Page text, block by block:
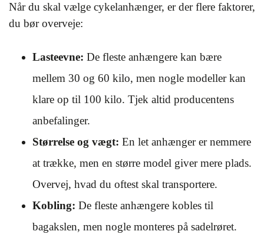
Når du skal vælge cykelanhænger, er der flere faktorer,
du bør overveje:
Lasteevne: De fleste anhængere kan bære
mellem 30 og 60 kilo, men nogle modeller kan
klare op til 100 kilo. Tjek altid producentens
anbefalinger.
Størrelse og vægt: En let anhænger er nemmere
at trække, men en større model giver mere plads.
Overvej, hvad du oftest skal transportere.
Kobling: De fleste anhængere kobles til
bagakslen, men nogle monteres på sadelrøret.